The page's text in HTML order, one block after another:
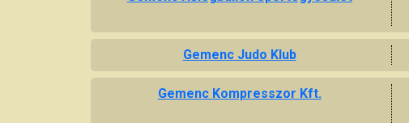
Gemenc Judo Klub
Gemenc Kompresszor Kft.